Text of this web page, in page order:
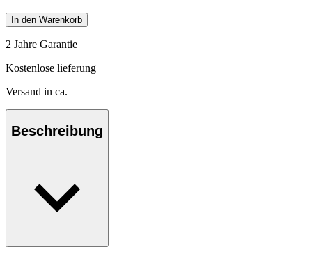
In den Warenkorb
2 Jahre Garantie
Kostenlose lieferung
Versand in ca.
Beschreibung